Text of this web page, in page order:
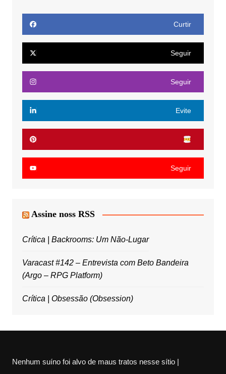
Curtir
Seguir
Seguir
Evite
Seguir
Assine noss RSS
Crítica | Backrooms: Um Não-Lugar
Varacast #142 – Entrevista com Beto Bandeira
(Argo – RPG Platform)
Crítica | Obsessão (Obsession)
Nenhum suíno foi alvo de maus tratos nesse sítio |